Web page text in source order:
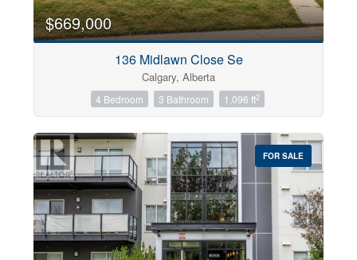
$669,000
136 Midlawn Close Se
Calgary, Alberta
4 Bedroom 3 Bathroom 1,096 ft2
FOR SALE